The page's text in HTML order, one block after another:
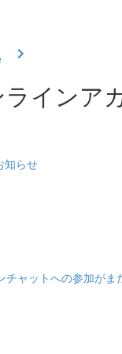
インア
らせ
ャットへの参加がま